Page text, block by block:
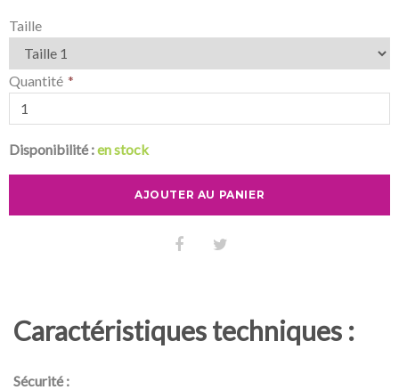
Taille
Quantité
Disponibilité :en stock
AJOUTER AU PANIER
Caractéristiques techniques :
Sécurité :